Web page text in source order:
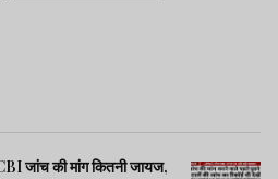
जांच की मांग कितनी जायज,